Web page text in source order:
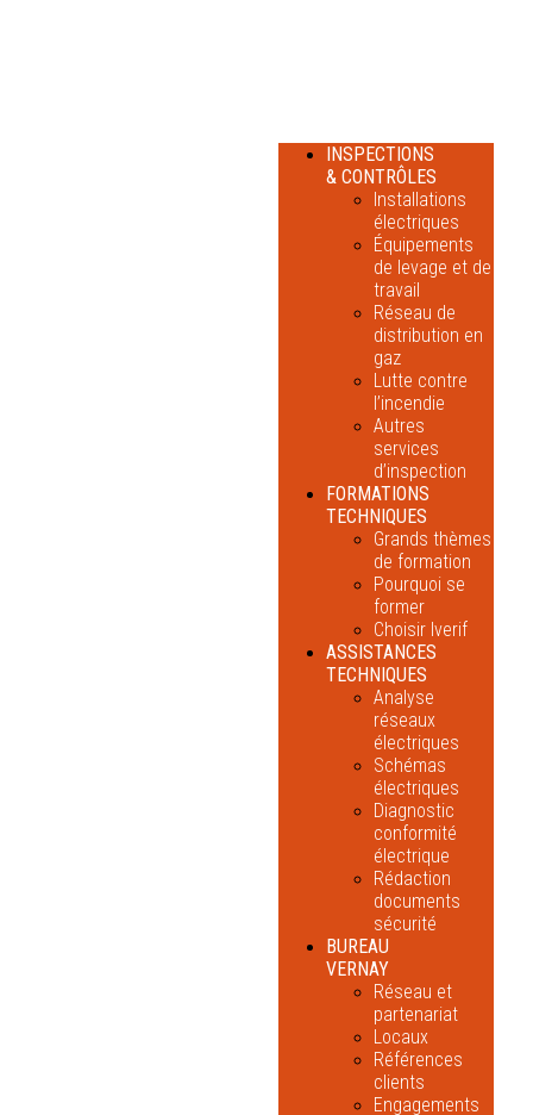
INSPECTIONS
& CONTRÔLES
Installations
électriques
Équipements
de levage et de
travail
Réseau de
distribution en
gaz
Lutte contre
l’incendie
Autres
services
d’inspection
FORMATIONS
TECHNIQUES
Grands thèmes
de formation
Pourquoi se
former
Choisir Iverif
ASSISTANCES
TECHNIQUES
Analyse
réseaux
électriques
Schémas
électriques
Diagnostic
conformité
électrique
Rédaction
documents
sécurité
BUREAU
VERNAY
Réseau et
partenariat
Locaux
Références
clients
Engagements